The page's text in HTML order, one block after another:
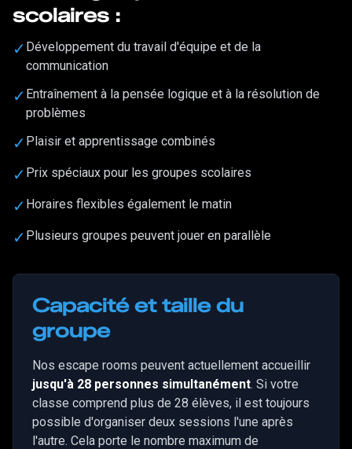
scolaires :
✓ Développement du travail d'équipe et de la
communication
✓ Entraînement à la pensée logique et à la résolution de
problèmes
✓ Plaisir et apprentissage combinés
✓ Prix spéciaux pour les groupes scolaires
✓ Horaires flexibles également le matin
✓ Plusieurs groupes peuvent jouer en parallèle
Capacité et taille du
groupe
Nos escape rooms peuvent actuellement accueillir
jusqu'à 28 personnes simultanément. Si votre
classe comprend plus de 28 élèves, il est toujours
possible d'organiser deux sessions l'une après
l'autre. Cela porte le nombre maximum de